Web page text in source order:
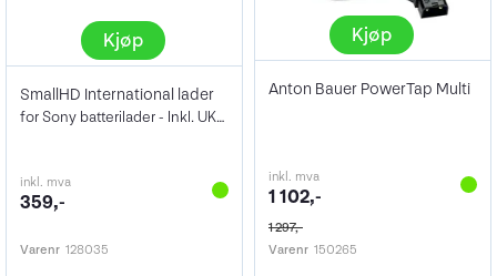
Kjøp
SmallHD International lader
for Sony batterilader - Inkl. UK/EU/AUS
inkl. mva
359,-
Varenr 128035
Kjøp
Anton Bauer PowerTap Multi
inkl. mva
1 102,-
1 297,-
Varenr 150265